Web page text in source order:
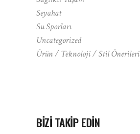
Seyahat
Su Sporları
Uncategorized
Ürün / Teknoloji / Stil Önerileri
BIZI TAKIP EDIN